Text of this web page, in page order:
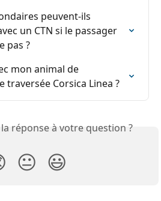
peuvent-ils
un CTN si le passager
pas ?
mon animal de
traversée Corsica Linea ?
réponse à votre question ?
😐 😃